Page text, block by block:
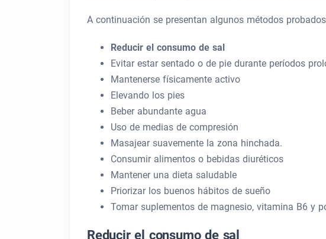
A continuación se presentan algunos métodos
Reducir el consumo de sal
Evitar estar sentado o de pie durante períodos
Mantenerse físicamente activo
Elevando los pies
Beber abundante agua
Uso de medias de compresión
Masajear suavemente la zona hinchada.
Consumir alimentos o bebidas diuréticos
Mantener una dieta saludable
Priorizar los buenos hábitos de sueño
Tomar suplementos de magnesio, vitamina B6 y
Reducir el consumo de sal